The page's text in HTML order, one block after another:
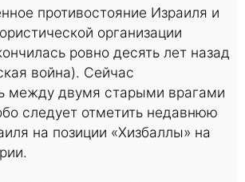
противостояние Израиля и
организации
ровно десять лет назад
война). Сейчас
между двумя старыми врагами
следует отметить недавнюю
на позиции «Хизбаллы» на